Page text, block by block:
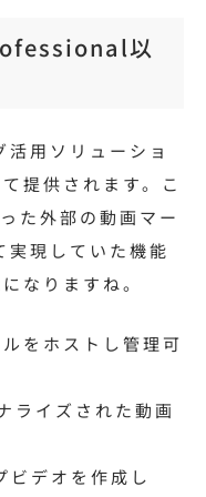
以
用ソリューショ
提供されます。こ
外部の動画マー
実現していた機能
なりますね。
をホストし管理可
ライズされた動画
ビデオを作成し